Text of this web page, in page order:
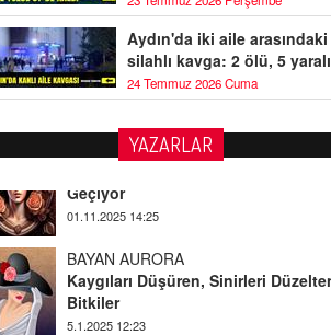
Aydın'da iki aile arasındaki
silahlı kavga: 2 ölü, 5 yaralı
24 Temmuz 2026 Cuma
YAZARLAR
BAYAN AURORA
Kaygıları Düşüren, Sinirleri Düzelten
5.1.2025 12:23
DOKTOR CİVANIM